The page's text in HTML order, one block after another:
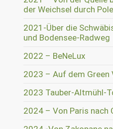
der Weichsel durch
2021-Über die
und Bodensee-Radweg
2022 – BeNeLux
2023 – Auf dem Green
2023 Tauber-Altmühl-
2024 – Von Paris nach